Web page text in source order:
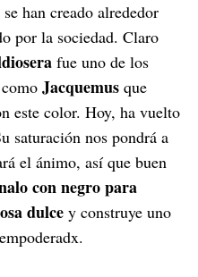
se han creado alrededor
por la sociedad. Claro
fue uno de los
Jacquemus que
este color. Hoy, ha vuelto
saturación nos pondrá a
el ánimo, así que buen
con negro para
dulce y construye uno